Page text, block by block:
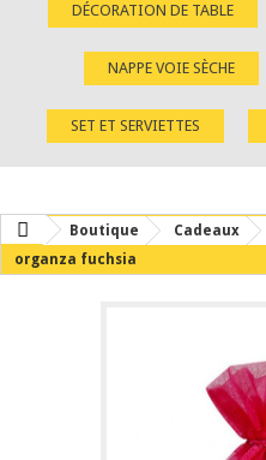
DÉCORATION DE TABLE
NAPPE VOIE SÈCHE
SET ET SERVIETTES
Boutique Cadeaux
organza fuchsia